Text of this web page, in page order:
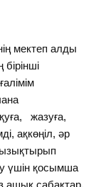
мектеп алды
жазуға,
ақкөңіл, әр
үшін қосымша
ашық сабақтар,